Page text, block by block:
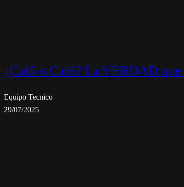
¿Cat5 o Cat6? La VERDAD
Equipo Tecnico
29/07/2025